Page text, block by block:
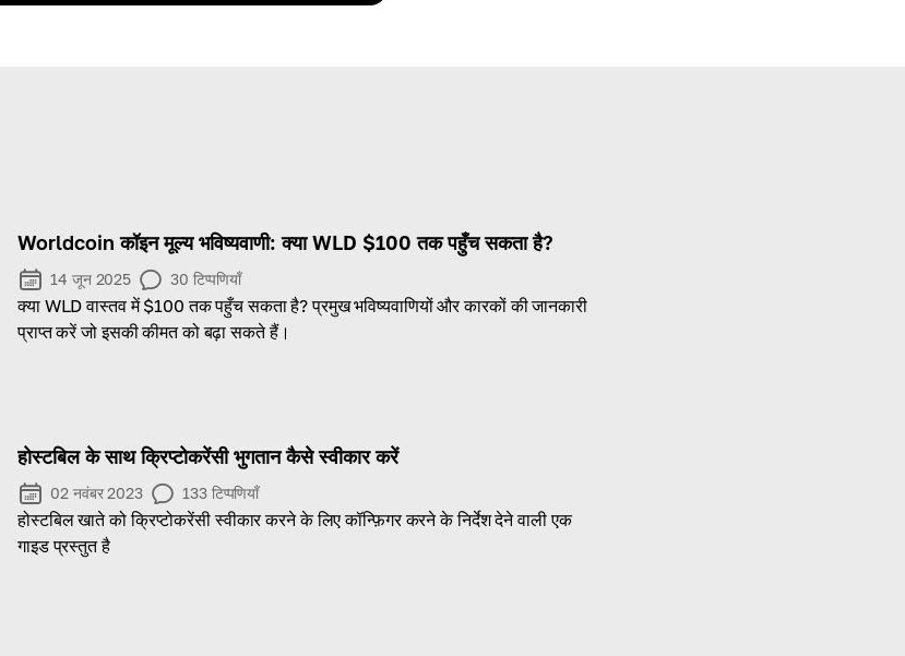
Worldcoin कॉइन मूल्य भविष्यवाणी: क्या WLD $100 तक पहुँच सकता है?
14 जून 2025 30 टिप्पणियाँ
क्या WLD वास्तव में $100 तक पहुँच सकता है? प्रमुख भविष्यवाणियों और कारकों की जानकारी
प्राप्त करें जो इसकी कीमत को बढ़ा सकते हैं।
होस्टबिल के साथ क्रिप्टोकरेंसी भुगतान कैसे स्वीकार करें
02 नवंबर 2023 133 टिप्पणियाँ
होस्टबिल खाते को क्रिप्टोकरेंसी स्वीकार करने के लिए कॉन्फ़िगर करने के निर्देश देने वाली एक
गाइड प्रस्तुत है